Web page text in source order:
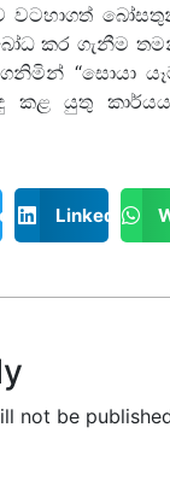
වටහාගත්
කර ගැනීම
“සොයා
කළ යුතු
LinkedIn
not be